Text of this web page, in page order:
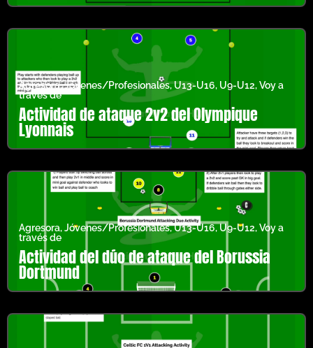
Agresora,Jóvenes/Profesionales,U13-U16, U9-U12,Voy a
través de
Actividad de ataque 2v2 del Olympique
Lyonnais
Agresora,Jóvenes/Profesionales,U13-U16,U9-U12,Voy a
través de
Actividad del dúo de ataque del Borussia
Dortmund